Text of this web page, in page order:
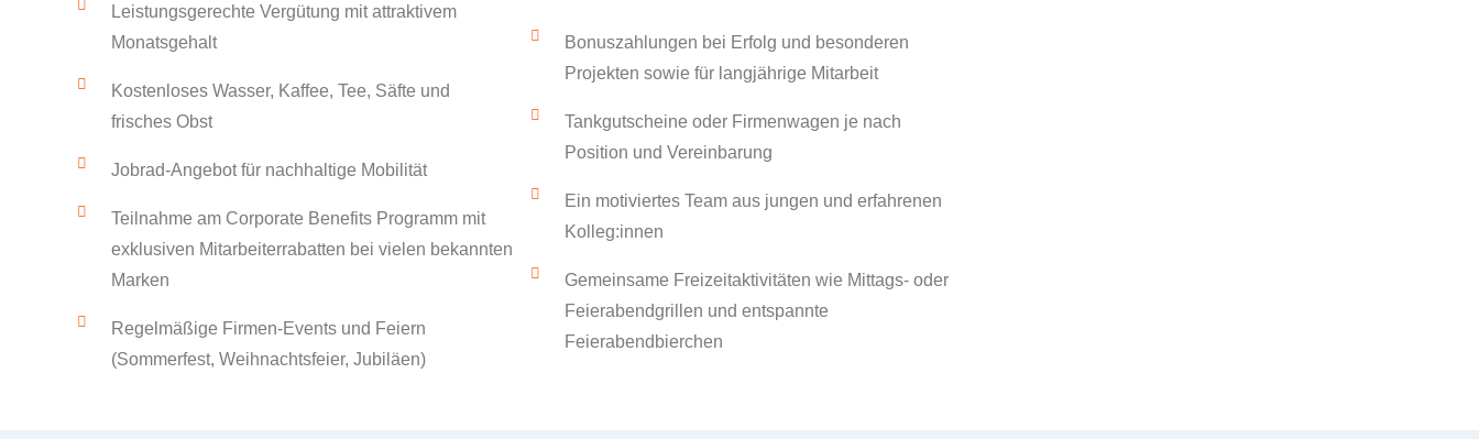
Leistungsgerechte Vergütung mit attraktivem
Monatsgehalt
Kostenloses Wasser, Kaffee, Tee, Säfte und
frisches Obst
Jobrad-Angebot für nachhaltige Mobilität
Teilnahme am Corporate Benefits Programm mit
exklusiven Mitarbeiterrabatten bei vielen bekannten
Marken
Regelmäßige Firmen-Events und Feiern
(Sommerfest, Weihnachtsfeier, Jubiläen)
Bonuszahlungen bei Erfolg und besonderen
Projekten sowie für langjährige Mitarbeit
Tankgutscheine oder Firmenwagen je nach
Position und Vereinbarung
Ein motiviertes Team aus jungen und erfahrenen
Kolleg:innen
Gemeinsame Freizeitaktivitäten wie Mittags- oder
Feierabendgrillen und entspannte
Feierabendbierchen